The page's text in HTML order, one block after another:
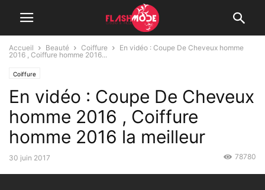
Accueil Beauté Coiffure
En vidéo : Coupe De Cheveux homme
2016 , Coiffure homme 2016...
Coiffure
En vidéo : Coupe De Cheveux
homme 2016 , Coiffure
homme 2016 la meilleur
30 juin 2017 78780